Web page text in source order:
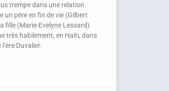
trempe dans une relation
un père en fin de vie (Gilbert
fille (Marie-Evelyne Lessard)
très habilement, en Haiti, dans
Duvalier.